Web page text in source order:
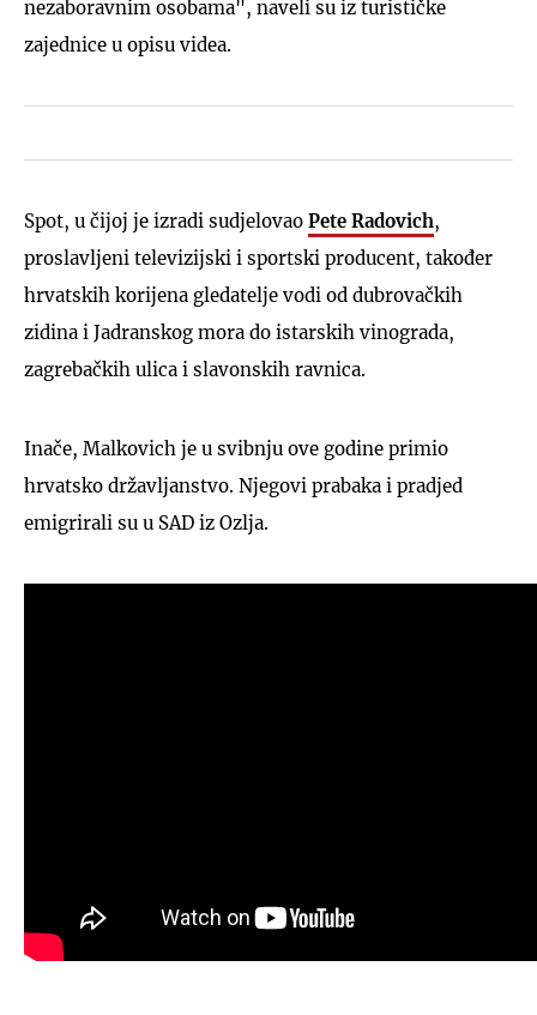
nezaboravnim osobama", naveli su iz turističke
zajednice u opisu videa.
Spot, u čijoj je izradi sudjelovao Pete Radovich,
proslavljeni televizijski i sportski producent, također
hrvatskih korijena gledatelje vodi od dubrovačkih
zidina i Jadranskog mora do istarskih vinograda,
zagrebačkih ulica i slavonskih ravnica.
Inače, Malkovich je u svibnju ove godine primio
hrvatsko državljanstvo. Njegovi prabaka i pradjed
emigrirali su u SAD iz Ozlja.